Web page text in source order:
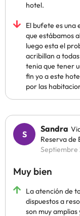
hotel.
El bufete es una
que estábamos
luego esta el
acribillan a
tenia que tener
fin yo a este
por las
Sandra
Reserva de
Septiembre
Muy bien
La atención de
dispuestos a
son muy amplias